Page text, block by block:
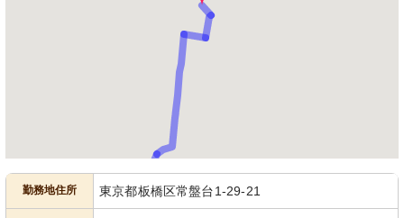
勤務地住所 東京都板橋区常盤台1-29-21